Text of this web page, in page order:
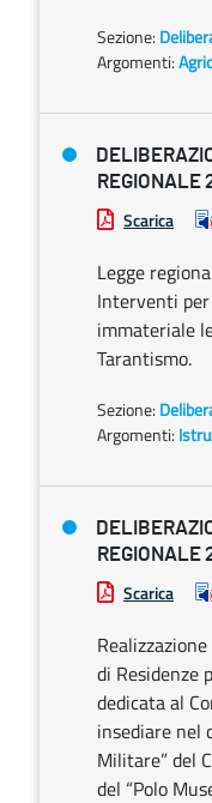
Sezione:
Argomenti:
Scarica
Legge
Interventi
immateriale
Tarantismo.
Sezione:
Argomenti:
Scarica
di Residenze
dedicata al
insediare nel
Militare” del
del “Polo